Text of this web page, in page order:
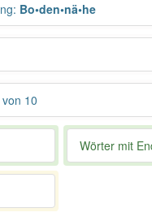
: Bo•den•nä•he
10
Wörter mit